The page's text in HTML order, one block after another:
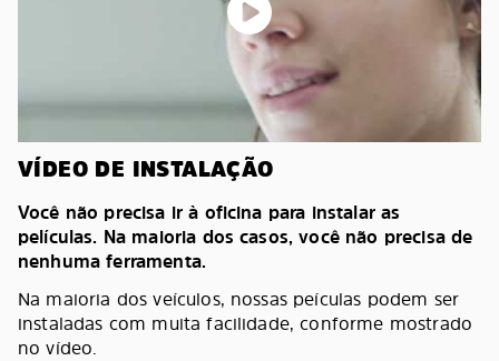
VÍDEO DE INSTALAÇÃO
Você não precisa ir à oficina para instalar as
películas. Na maioria dos casos, você não precisa de
nenhuma ferramenta.
Na maioria dos veículos, nossas peículas podem ser
instaladas com muita facilidade, conforme mostrado
no vídeo.